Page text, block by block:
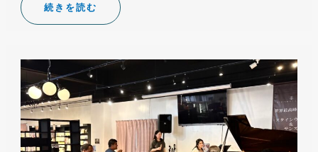
続きを読む